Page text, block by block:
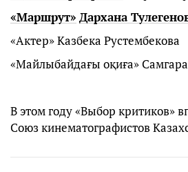
«Маршрут» Дархана
«Актер» Казбека Рустембекова
«Майлыбайдағы оқиға»
В этом году «Выбор критиков»
Союз кинематографистов